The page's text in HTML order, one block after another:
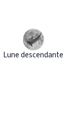
Lune descendante